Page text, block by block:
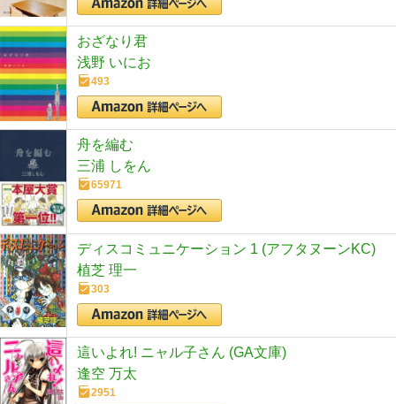
おざなり君
浅野 いにお
493
舟を編む
三浦 しをん
65971
ディスコミュニケーション 1 (アフタヌーンKC)
植芝 理一
303
這いよれ! ニャル子さん (GA文庫)
逢空 万太
2951